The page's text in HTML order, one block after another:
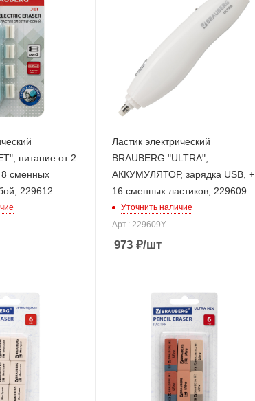
питание от 2
сменных
229612
Ластик электрический
BRAUBERG "ULTRA",
АККУМУЛЯТОР, зарядка USB, +
16 сменных ластиков, 229609
Уточнить наличие
Арт.: 229609Y
973₽/шт